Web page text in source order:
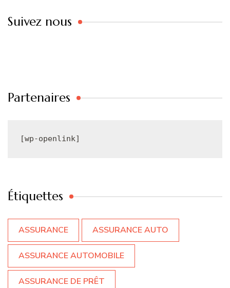
Suivez nous
Partenaires
[wp-openlink]
Étiquettes
ASSURANCE ASSURANCE AUTO
ASSURANCE AUTOMOBILE
ASSURANCE DE PRÊT